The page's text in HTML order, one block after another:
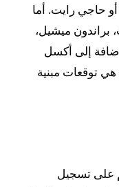
أو حاجي رايت. أما
براندون ميشيل،
إلى أكسل
هي توقعات مبنية
الـ32، أثبت الفريق الأمريكي قدرتهم على تسجيل